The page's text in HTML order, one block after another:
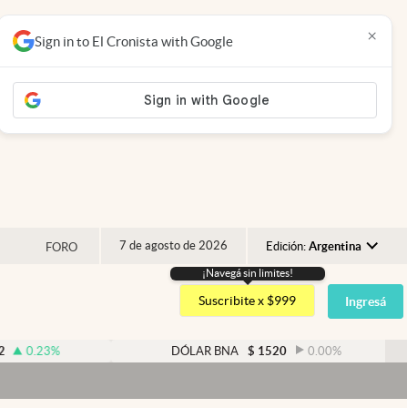
FORO 7 de agosto de 2026 Edición: Argentina
Argentina
España
USA
¡Navegá sin limites!
Suscribite x $999 Ingresá
DÓLAR BNA $ 1520 0.00%
Sign in to El Cronista with Google ×